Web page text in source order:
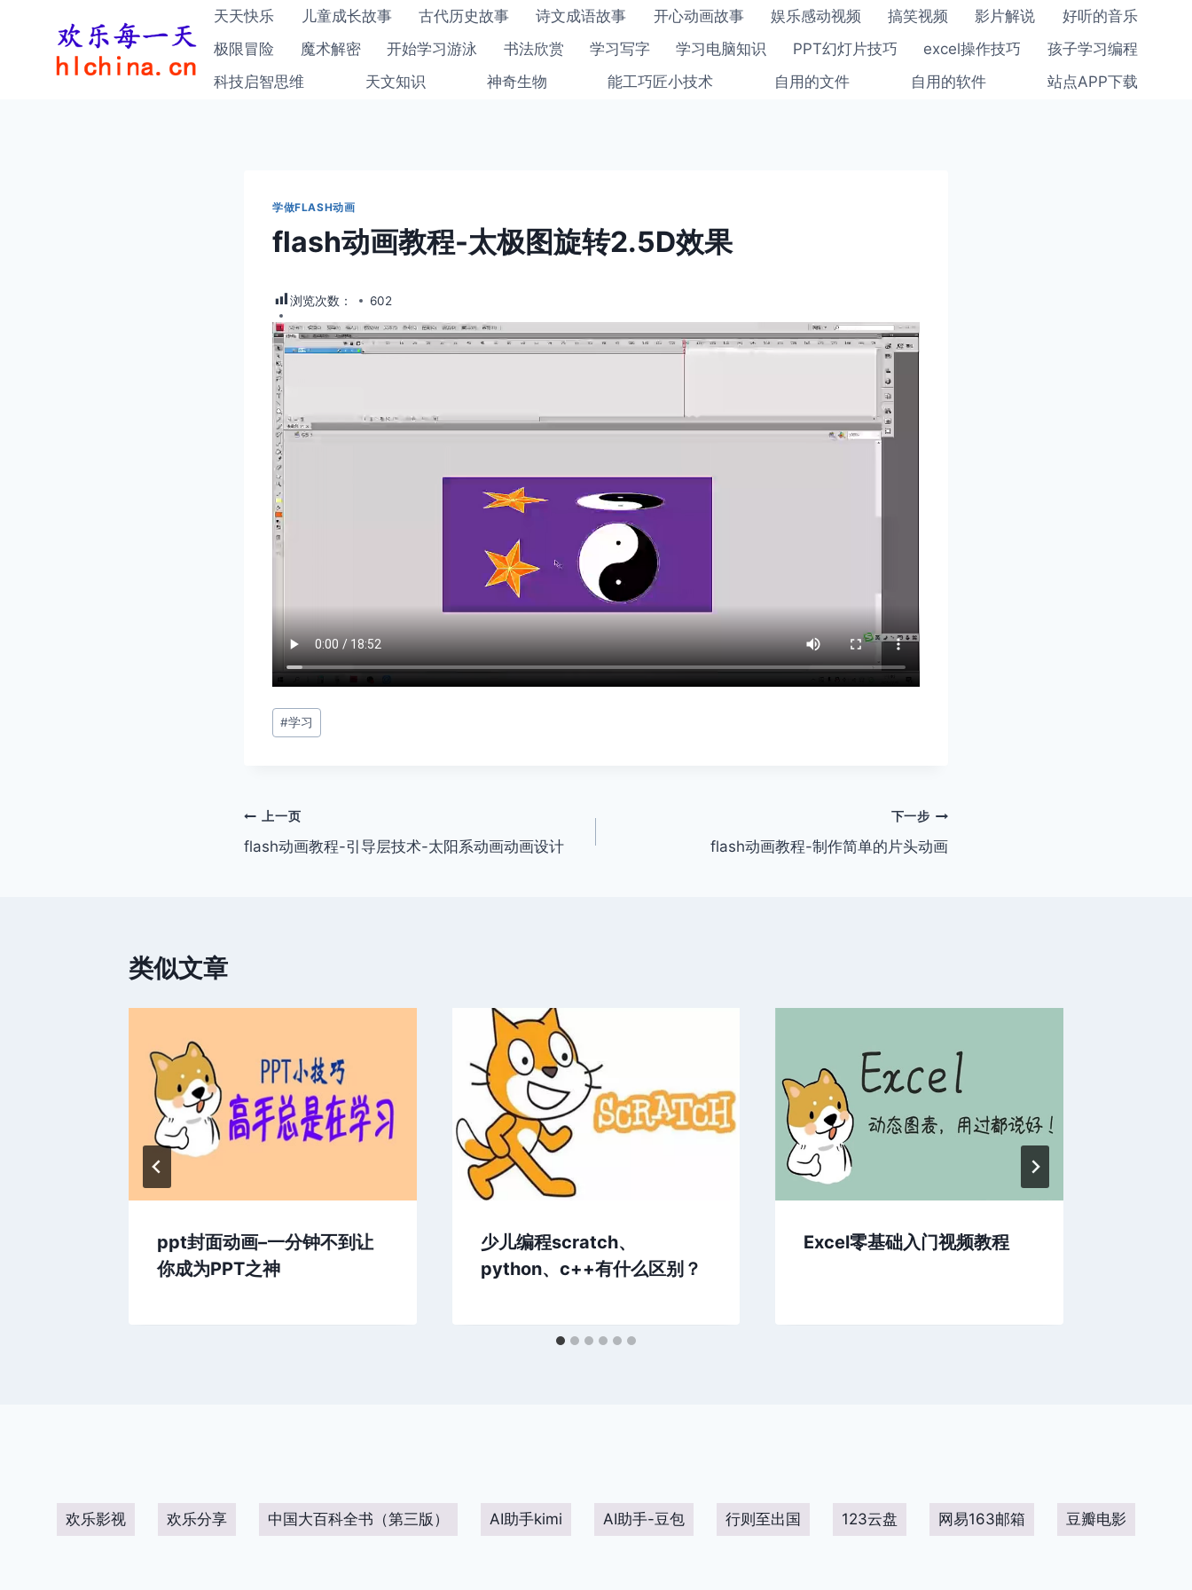
天天快乐 儿童成长故事 古代历史故事 诗文成语故事 开心动画故事 娱乐感动视频 搞笑视频 影片解说
好听的音乐
极限冒险
魔术解密 开始学习游泳 书法欣赏 学习写字 学习电脑知识 PPT幻灯片技巧 excel操作技巧
孩子学习编程
科技启智思维
天文知识 神奇生物 能工巧匠小技术 自用的文件 自用的软件 站点APP下载
学做FLASH动画
flash动画教程-太极图旋转2.5D效果
浏览次数： 602
文
章
#学习
文
章
上一页
flash动画教程-引导层技术-太阳系动画动画设计
下一步
flash动画教程-制作简单的片头动画
类似文章
ppt封面动画–一分钟不到让
你成为PPT之神
少儿编程scratch、
python、c++有什么区别？
Excel零基础入门视频教程
欢乐影视 欢乐分享 中国大百科全书（第三版） AI助手kimi AI助手-豆包 行则至出国 123云盘 网易163邮箱 豆瓣电影